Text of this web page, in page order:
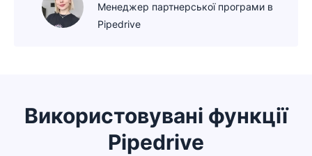
Менеджер партнерської програми в
Pipedrive
Використовувані функції
Pipedrive